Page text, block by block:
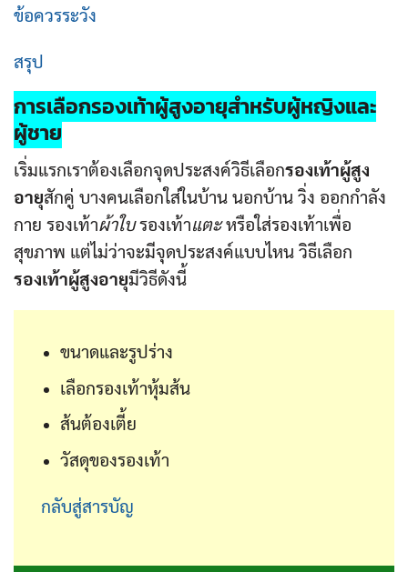
ข้อควรระวัง
สรุป
การเลือกรองเท้าผู้สูงอายุสำหรับผู้หญิงและ
ผู้ชาย
เริ่มแรกเราต้องเลือกจุดประสงค์วิธีเลือกรองเท้าผู้สูง
อายุสักคู่ บางคนเลือกใส่ในบ้าน นอกบ้าน วิ่ง ออกกำลัง
กาย รองเท้าผ้าใบรองเท้าแตะหรือใส่รองเท้าเพื่อ
สุขภาพ แต่ไม่ว่าจะมีจุดประสงค์แบบไหน วิธีเลือก
รองเท้าผู้สูงอายุมีวิธีดังนี้
ขนาดและรูปร่าง
เลือกรองเท้าหุ้มส้น
ส้นต้องเตี้ย
วัสดุของรองเท้า
กลับสู่สารบัญ